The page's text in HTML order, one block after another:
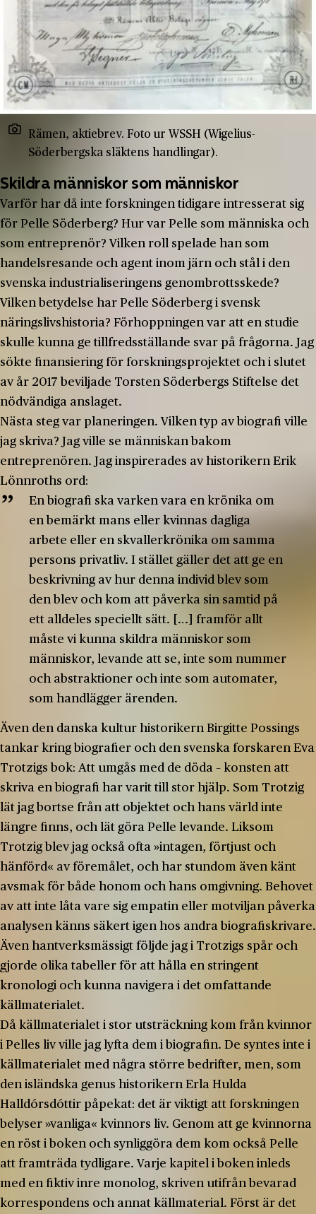
Rämen, aktiebrev. Foto ur WSSH (Wigelius­
Söderbergska släktens handlingar).
Skildra människor som människor
Varför har då inte forskningen tidigare intresserat sig
för Pelle Söderberg? Hur var Pelle som människa och
som entreprenör? Vilken roll spelade han som
handelsresande och agent inom järn och stål i den
svenska industrialiseringens genombrottsskede?
Vilken betydelse har Pelle Söderberg i svensk
näringslivshistoria? Förhoppningen var att en studie
skulle kunna ge tillfredsställande svar på frågorna. Jag
sökte finansiering för forskningsprojektet och i slutet
av år 2017 beviljade Torsten Söderbergs Stiftelse det
nödvändiga anslaget.
Nästa steg var planeringen. Vilken typ av biografi ville
jag skriva? Jag ville se människan bakom
entreprenören. Jag inspirerades av historikern Erik
Lönnroths ord:
En biografi ska varken vara en krönika om
en bemärkt mans eller kvinnas dagliga
arbete eller en skvallerkrönika om samma
persons privatliv. I stället gäller det att ge en
beskrivning av hur denna individ blev som
den blev och kom att påverka sin samtid på
ett alldeles speciellt sätt. […] framför allt
måste vi kunna skildra människor som
människor, levande att se, inte som nummer
och abstraktioner och inte som automater,
som handlägger ärenden.
Även den danska kultur historikern Birgitte Possings
tankar kring biografier och den svenska forskaren Eva
Trotzigs bok: Att umgås med de döda – konsten att
skriva en biografi har varit till stor hjälp. Som Trotzig
lät jag bortse från att objektet och hans värld inte
längre finns, och lät göra Pelle levande. Liksom
Trotzig blev jag också ofta »intagen, förtjust och
hänförd« av föremålet, och har stundom även känt
avsmak för både honom och hans omgivning. Behovet
av att inte låta vare sig empatin eller motviljan påverka
analysen känns säkert igen hos andra biografiskrivare.
Även hantverksmässigt följde jag i Trotzigs spår och
gjorde olika tabeller för att hålla en stringent
kronologi och kunna navigera i det omfattande
källmaterialet.
Då källmaterialet i stor utsträckning kom från kvinnor
i Pelles liv ville jag lyfta dem i biografin. De syntes inte i
källmaterialet med några större bedrifter, men, som
den isländska genus historikern Erla Hulda
Halldórsdóttir påpekat: det är viktigt att forskningen
belyser »vanliga« kvinnors liv. Genom att ge kvinnorna
en röst i boken och synliggöra dem kom också Pelle
att framträda tydligare. Varje kapitel i boken inleds
med en fiktiv inre monolog, skriven utifrån bevarad
korrespondens och annat källmaterial. Först är det